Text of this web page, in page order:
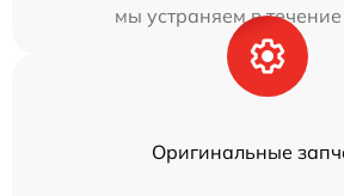
мы устраняем в
Оригинальные